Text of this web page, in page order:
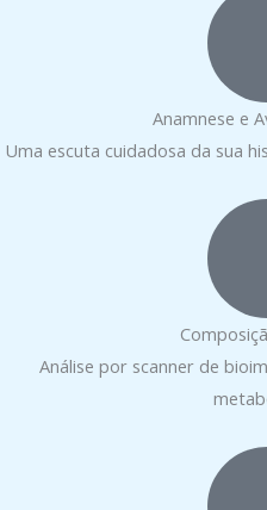
Anamnese e
Uma escuta cuidadosa da sua
Análise por scanner de